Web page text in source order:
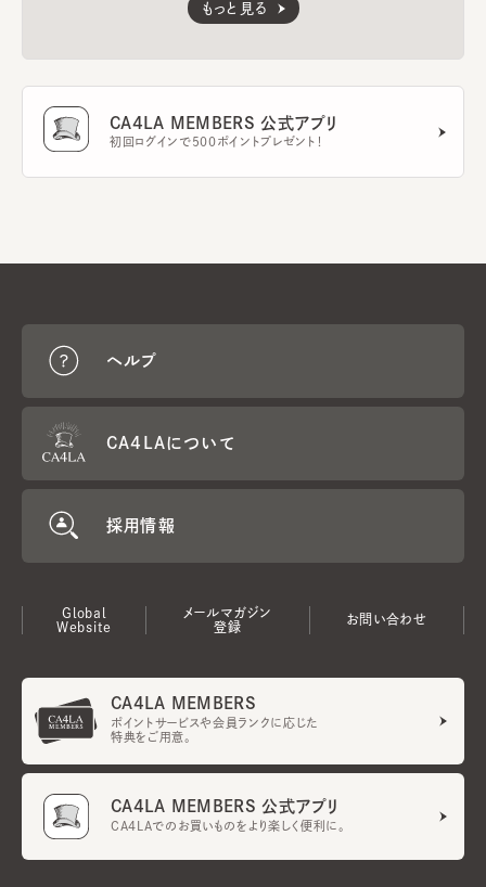
もっと見る
CA4LA MEMBERS 公式アプリ
初回ログインで500ポイントプレゼント！
ヘルプ
CA4LAについて
採用情報
Global
Website
メールマガジン
登録
お問い合わせ
CA4LA MEMBERS
ポイントサービスや会員ランクに応じた
特典をご用意。
CA4LA MEMBERS 公式アプリ
CA4LAでのお買いものをより楽しく便利に。